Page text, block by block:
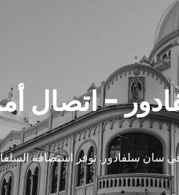
- اتصال
سلفادور. توفر استضافة